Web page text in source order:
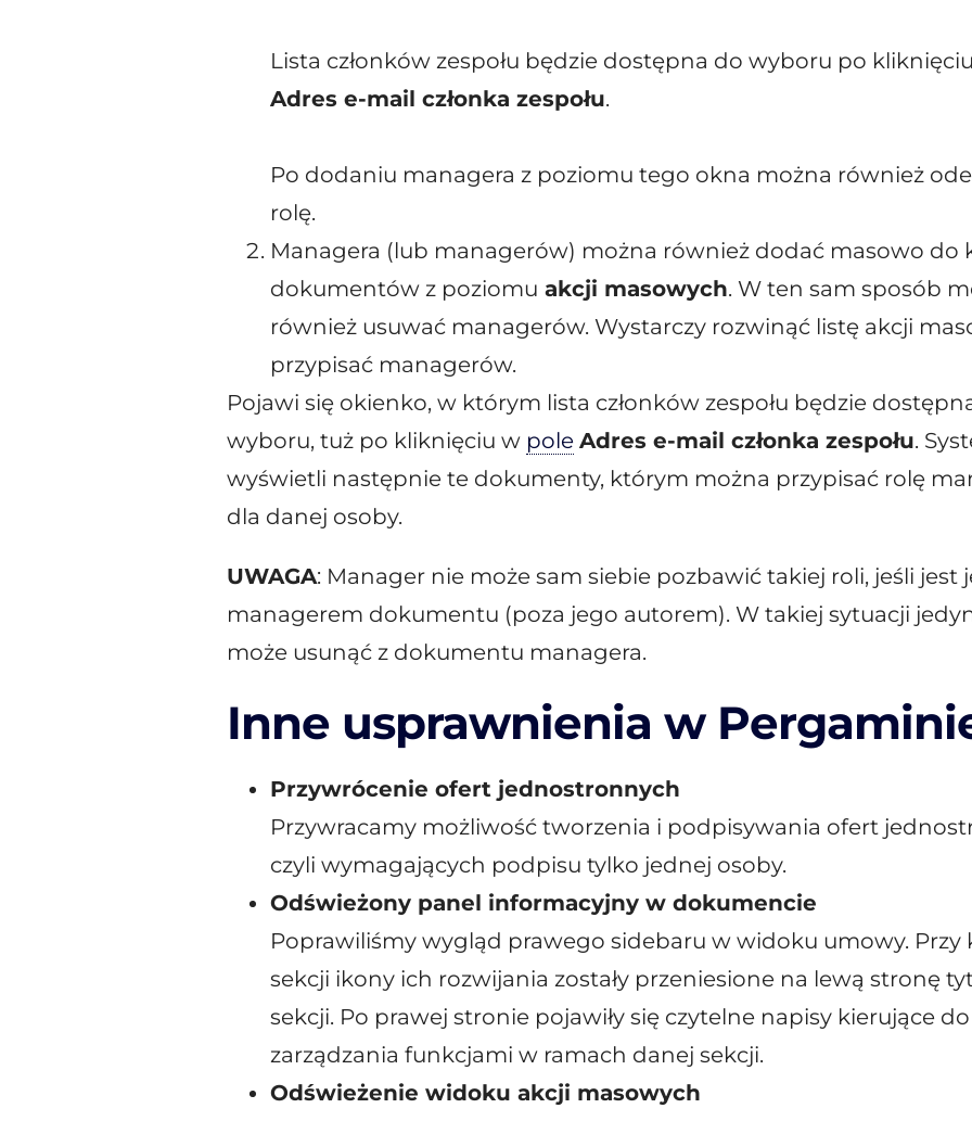
Lista członków zespołu będzie dostępna do wyboru po
Adres e-mail członka zespołu.
Po dodaniu managera z poziomu tego okna można również
rolę.
Managera (lub managerów) można również dodać masowo do
dokumentów z poziomu akcji masowych. W ten sam sposób
również usuwać managerów. Wystarczy rozwinąć listę akcji
przypisać managerów.
Pojawi się okienko, w którym lista członków zespołu będzie
wyboru, tuż po kliknięciu w pole Adres e-mail członka zespołu.
wyświetli następnie te dokumenty, którym można przypisać rolę
dla danej osoby.
UWAGA: Manager nie może sam siebie pozbawić takiej roli, jeśli jest
managerem dokumentu (poza jego autorem). W takiej sytuacji
może usunąć z dokumentu managera.
Inne usprawnienia w
Przywrócenie ofert jednostronnych
Przywracamy możliwość tworzenia i podpisywania ofert
czyli wymagających podpisu tylko jednej osoby.
Odświeżony panel informacyjny w dokumencie
Poprawiliśmy wygląd prawego sidebaru w widoku umowy. Przy
sekcji ikony ich rozwijania zostały przeniesione na lewą stronę
sekcji. Po prawej stronie pojawiły się czytelne napisy kierujące do
zarządzania funkcjami w ramach danej sekcji.
Odświeżenie widoku akcji masowych